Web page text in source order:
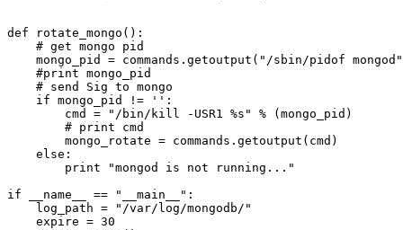
def rotate_mongo():
    # get mongo pid
mongo_pid = commands.getoutput("/sbin/pidof
    #print mongo_pid
    # send Sig to mongo
    if mongo_pid != '':
        cmd = "/bin/kill -USR1 %s" % (mongo_pid)
        # print cmd
        mongo_rotate = commands.getoutput(cmd)
    else:
        print "mongod is not running..."
if __name__ == "__main__":
    log_path = "/var/log/mongodb/"
    expire = 30